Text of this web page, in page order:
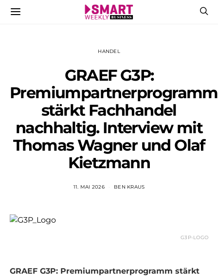
HANDEL
GRAEF G3P:
Premiumpartnerprogramm
stärkt Fachhandel
nachhaltig. Interview mit
Thomas Wagner und Olaf
Kietzmann
11. MAI 2026 BEN KRAUS
G3P-LOGO
GRAEF G3P: Premiumpartnerprogramm stärkt